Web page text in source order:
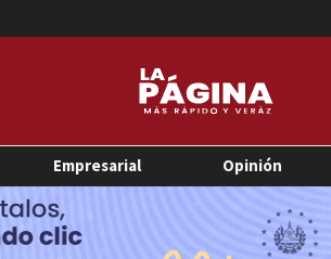
Empresarial Opinión